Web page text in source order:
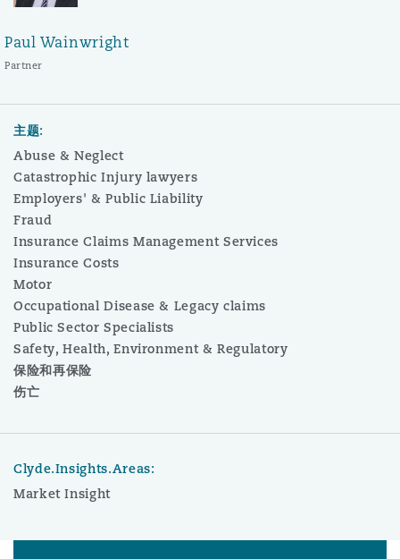
Paul Wainwright
Partner
主题:
Abuse & Neglect
Catastrophic Injury lawyers
Employers' & Public Liability
Fraud
Insurance Claims Management Services
Insurance Costs
Motor
Occupational Disease & Legacy claims
Public Sector Specialists
Safety, Health, Environment & Regulatory
保险和再保险
伤亡
Clyde.Insights.Areas:
Market Insight